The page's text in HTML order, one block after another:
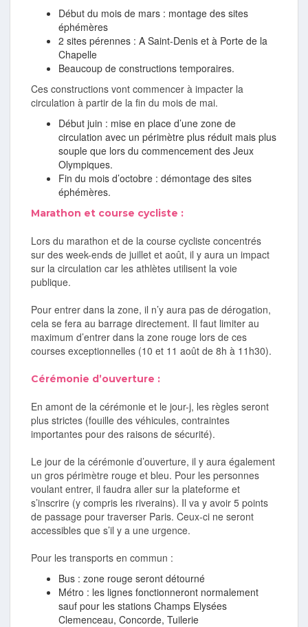
Début du mois de mars : montage des sites
éphémères
2 sites pérennes : A Saint-Denis et à Porte de la
Chapelle
Beaucoup de constructions temporaires.
Ces constructions vont commencer à impacter la
circulation à partir de la fin du mois de mai.
Début juin : mise en place d’une zone de
circulation avec un périmètre plus réduit mais plus
souple que lors du commencement des Jeux
Olympiques.
Fin du mois d’octobre : démontage des sites
éphémères.
Marathon et course cycliste :
Lors du marathon et de la course cycliste concentrés
sur des week-ends de juillet et août, il y aura un impact
sur la circulation car les athlètes utilisent la voie
publique.
Pour entrer dans la zone, il n’y aura pas de dérogation,
cela se fera au barrage directement. Il faut limiter au
maximum d’entrer dans la zone rouge lors de ces
courses exceptionnelles (10 et 11 août de 8h à 11h30).
Cérémonie d’ouverture :
En amont de la cérémonie et le jour-j, les règles seront
plus strictes (fouille des véhicules, contraintes
importantes pour des raisons de sécurité).
Le jour de la cérémonie d’ouverture, il y aura également
un gros périmètre rouge et bleu. Pour les personnes
voulant entrer, il faudra aller sur la plateforme et
s’inscrire (y compris les riverains). Il va y avoir 5 points
de passage pour traverser Paris. Ceux-ci ne seront
accessibles que s’il y a une urgence.
Pour les transports en commun :
Bus : zone rouge seront détourné
Métro : les lignes fonctionneront normalement
sauf pour les stations Champs Elysées
Clemenceau, Concorde, Tuilerie